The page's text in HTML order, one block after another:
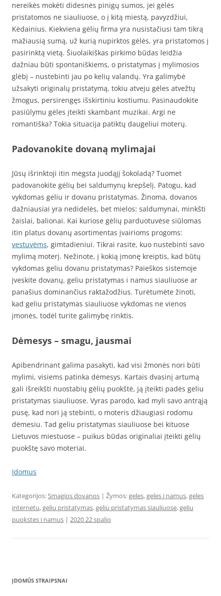
nereikės mokėti didesnės pinigų sumos, jei gėlės
pristatomos ne siauliuose, o į kitą miestą, pavyzdžiui,
Kėdainius. Kiekviena gėlių firma yra nusistačiusi tam tikrą
mažiausią sumą, už kurią nupirktos gėlės, yra pristatomos į
pasirinktą vietą. Šiuolaikiškas pirkimo būdas leidžia
dažniau būti spontaniškiems, o pristatymas į mylimosios
glėbį – nustebinti jau po kelių valandų. Yra galimybė
užsakyti originalų pristatymą, tokiu atveju gėles atvežtų
žmogus, persirengęs išskirtiniu kostiumu. Pasinaudokite
pasiūlymu gėles įteikti skambant muzikai. Argi ne
romantiška? Tokia situacija patiktų daugeliui moterų.
Padovanokite dovaną mylimajai
Jūsų išrinktoji itin mėgsta juodąjį šokoladą? Tuomet
padovanokite gėlių bei saldumynų krepšelį. Patogu, kad
vykdomas geliu ir dovanu pristatymas. Žinoma, dovanos
dažniausiai yra nedidelės, bet mielos: saldumynai, minkšti
žaislai, balionai. Kai kuriose gėlių parduotuvėse siūlomas
itin platus dovanų asortimentas įvairioms progoms:
vestuvėms, gimtadieniui. Tikrai rasite, kuo nustebinti savo
mylimą moterį. Nežinote, į kokią įmonę kreiptis, kad būtų
vykdomas geliu dovanu pristatymas? Paieškos sistemoje
įveskite dovanų, geliu pristatymas i namus siauliuose ar
panašius dominančius raktažodžius. Turėtumėte žinoti,
kad geliu pristatymas siauliuose vykdomas ne vienos
įmonės, todėl turite galimybę rinktis.
Dėmesys – smagu, jausmai
Apibendrinant galima pasakyti, kad visi žmonės nori būti
mylimi, visiems patinka dėmesys. Kartais dvasinį artumą
gali išreikšti nuostabių gėlių puokštė, ją įteikti padės geliu
pristatymas siauliuose. Vyras parodo, kad myli savo antrąją
pusę, kad nori ją stebinti, o moteris džiaugiasi rodomu
dėmesiu. Tad geliu pristatymas siauliuose bei kituose
Lietuvos miestuose – puikus būdas originaliai įteikti gėlių
puokštę savo moteriai.
Idomus
Kategorijos:Smagios dovanos | Žymos:geles,geles i namus,geles
internetu,geliu pristatymas,geliu pristatymas siauliuose,geliu
puokstes i namus | 2020 22 spalio
ĮDOMŪS STRAIPSNAI